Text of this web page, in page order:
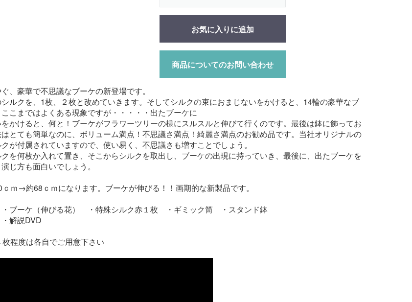
お気に入りに追加
商品についてのお問い合わせ
、豪華で不思議なブーケの新登場です。
ルクを、1枚、２枚と改めていきます。そしてシルクの束におまじないをかけると、14輪の豪華なブ
こまではよくある現象ですが・・・・・出たブーケに
かけると、何と！ブーケがフラワーツリーの様にスルスルと伸びて行くのです。最後は鉢に飾ってお
とても簡単なのに、ボリューム満点！不思議さ満点！綺麗さ満点のお勧め品です。当社オリジナルの
が付属されていますので、使い易く、不思議さも増すことでしょう。
を何枚か入れて置き、そこからシルクを取出し、ブーケの出現に持っていき、最後に、出たブーケを
じ方も面白いでしょう。
ｍ→約68ｃｍになります。ブーケが伸びる！！画期的な新製品です。
・ブーケ（伸びる花） ・特殊シルク赤１枚 ・ギミック筒 ・スタンド鉢
枚程度は各自でご用意下さい